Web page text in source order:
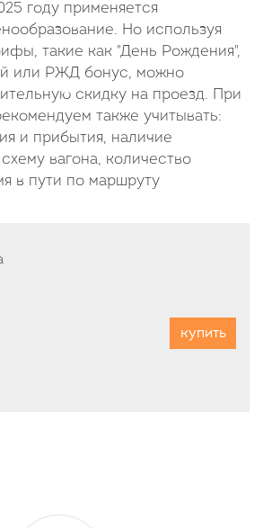
году применяется
Но используя
такие как "День Рождения",
или РЖД бонус, можно
скидку на проезд. При
также учитывать:
и прибытия, наличие
вагона, количество
в пути по маршруту
купить